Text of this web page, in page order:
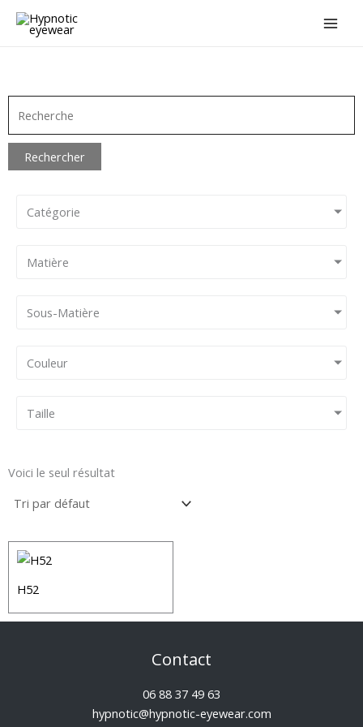
Aller
Rechercher
Catégorie
Matière
Sous-Matière
Couleur
Taille
Voici le seul résultat
H52
Contact
06 88 37 49 63
hypnotic@hypnotic-eyewear.com